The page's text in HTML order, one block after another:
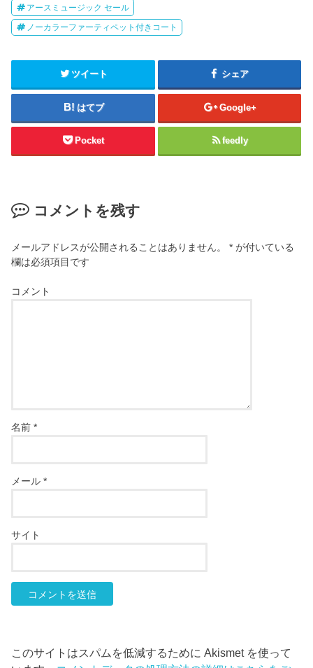
アースミュージック セール
ノーカラーファーティペット付きコート
ツイート シェア
はてブ Google+
Pocket feedly
コメントを残す
メールアドレスが公開されることはありません。 * が付いている
欄は必須項目です
コメント
名前*
メール*
サイト
このサイトはスパムを低減するために Akismet を使って